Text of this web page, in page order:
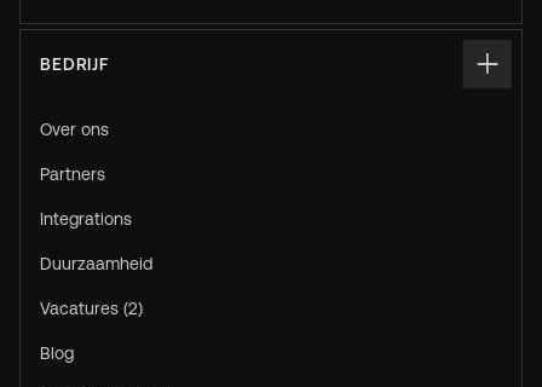
BEDRIJF
Over ons
Partners
Integrations
Duurzaamheid
Vacatures (2)
Blog